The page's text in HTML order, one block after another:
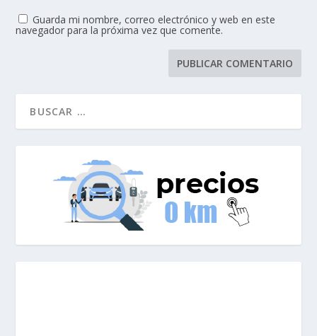
Guarda mi nombre, correo electrónico y web en este
navegador para la próxima vez que comente.